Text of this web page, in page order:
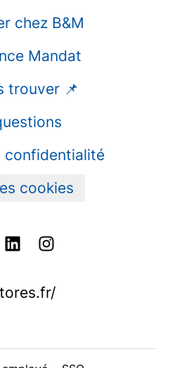
chez B&M
Mandat
trouver 📌
confidentialité
cookies